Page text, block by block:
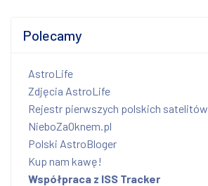
Polecamy
AstroLife
Zdjęcia AstroLife
Rejestr pierwszych polskich satelitów
NieboZaOknem.pl
Polski AstroBloger
Kup nam kawę!
Współpraca z ISS Tracker